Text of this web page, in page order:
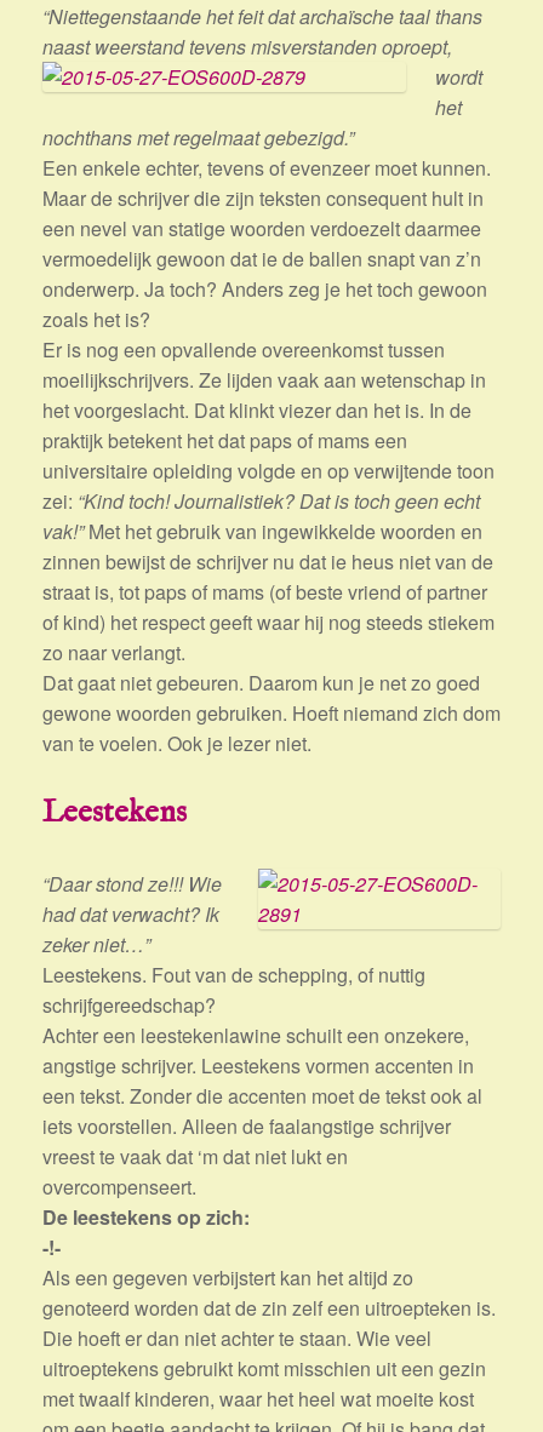
“Niettegenstaande het feit dat archaïsche taal thans
naast weerstand tevens misverstandenoproept,
wordt
het
nochthans met regelmaat gebezigd.”
Een enkele echter, tevens of evenzeer moet kunnen.
Maar de schrijver die zijn teksten consequent hult in
een nevel van statige woorden verdoezelt daarmee
vermoedelijk gewoon dat ie de ballen snapt van z’n
onderwerp. Ja toch? Anders zeg je het toch gewoon
zoals het is?
Er is nog een opvallende overeenkomst tussen
moeilijkschrijvers. Ze lijden vaak aan wetenschap in
het voorgeslacht. Dat klinkt viezer dan het is. In de
praktijk betekent het dat paps of mams een
universitaire opleiding volgde en op verwijtende toon
zei: “Kind toch! Journalistiek? Dat is toch geen echt
vak!”Met het gebruik van ingewikkelde woorden en
zinnen bewijst de schrijver nu dat ie heus niet van de
straat is, tot paps of mams (of beste vriend of partner
of kind) het respect geeft waar hij nog steeds stiekem
zo naar verlangt.
Dat gaat niet gebeuren. Daarom kun je net zo goed
gewone woorden gebruiken. Hoeft niemand zich dom
van te voelen. Ook je lezer niet.
Leestekens
“Daar stond ze!!! Wie
had dat verwacht? Ik
zeker niet…”
Leestekens. Fout van de schepping, of nuttig
schrijfgereedschap?
Achter een leestekenlawine schuilt een onzekere,
angstige schrijver. Leestekens vormen accenten in
een tekst. Zonder die accenten moet de tekst ook al
iets voorstellen. Alleen de faalangstige schrijver
vreest te vaak dat ‘m dat niet lukt en
overcompenseert.
De leestekens op zich:
-!-
Als een gegeven verbijstert kan het altijd zo
genoteerd worden dat de zin zelf een uitroepteken is.
Die hoeft er dan niet achter te staan. Wie veel
uitroeptekens gebruikt komt misschien uit een gezin
met twaalf kinderen, waar het heel wat moeite kost